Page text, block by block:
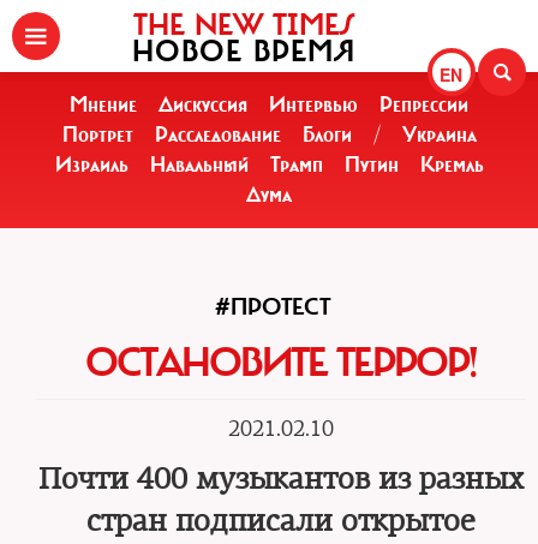
EN
THE NEW TIMES
НОВОЕ ВРЕМЯ
Мнение Дискуссия Интервью
Репрессии
Портрет
Расследование Блоги /
Украина
Израиль
Навальный Трамп Путин
Кремль
Дума
#ПРОТЕСТ
ОСТАНОВИТЕ ТЕРРОР!
2021.02.10
Почти 400 музыкантов из разных
стран подписали открытое